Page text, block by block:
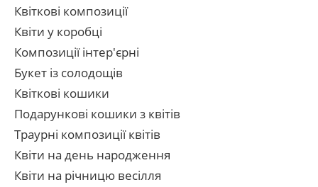
Квіткові композиції
Квіти у коробці
Композиції інтер'єрні
Букет із солодощів
Квіткові кошики
Подарункові кошики з квітів
Траурні композиції квітів
Квіти на день народження
Квіти на річницю весілля